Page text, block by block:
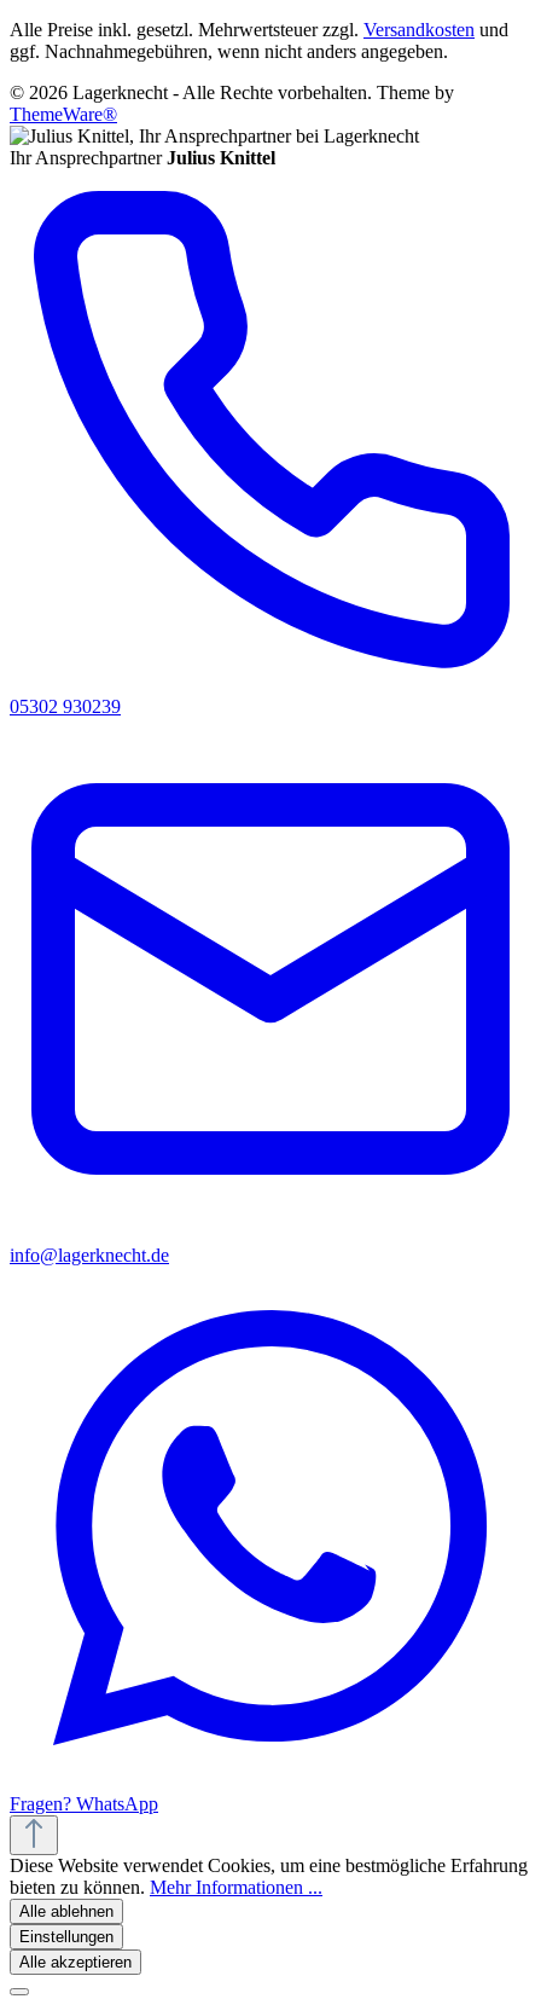
Alle Preise inkl. gesetzl. Mehrwertsteuer zzgl. Versandkosten und
ggf. Nachnahmegebühren, wenn nicht anders angegeben.
© 2026 Lagerknecht - Alle Rechte vorbehalten. Theme by
ThemeWare®
Ihr Ansprechpartner Julius Knittel
05302 930239
info@lagerknecht.de
Fragen? WhatsApp
Diese Website verwendet Cookies, um eine bestmögliche Erfahrung
bieten zu können. Mehr Informationen ...
Alle ablehnen
Einstellungen
Alle akzeptieren